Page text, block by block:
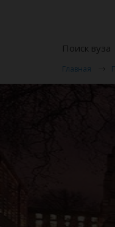
Поиск вуза
Главная